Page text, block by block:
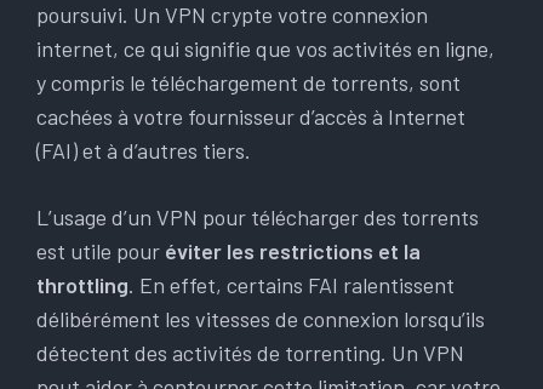
poursuivi. Un VPN crypte votre connexion
internet, ce qui signifie que vos activités en ligne,
y compris le téléchargement de torrents, sont
cachées à votre fournisseur d’accès à Internet
(FAI) et à d’autres tiers.
L’usage d’un VPN pour télécharger des torrents
est utile pour éviter les restrictions et la
throttling. En effet, certains FAI ralentissent
délibérément les vitesses de connexion lorsqu’ils
détectent des activités de torrenting. Un VPN